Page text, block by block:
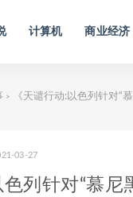
计算机 商业经济
> 《天谴行动:以色列针对“
03-27
色列针对“慕尼